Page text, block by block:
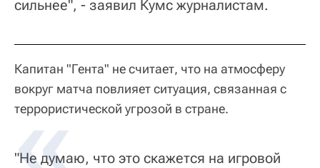
сильнее", - заявил Кумс журналистам.
Капитан "Гента" не считает, что на атмосферу
вокруг матча повлияет ситуация, связанная с
террористической угрозой в стране.
"Не думаю, что это скажется на игровой